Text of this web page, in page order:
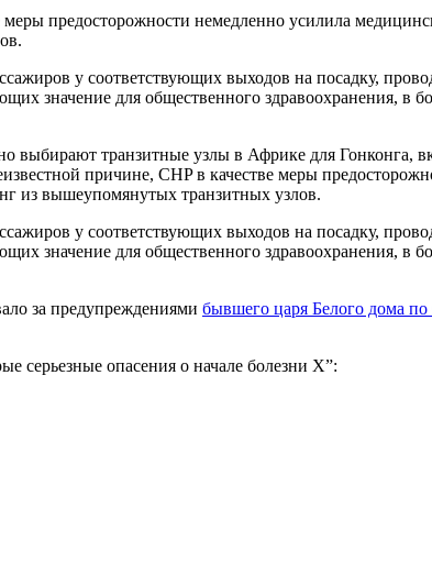
предосторожности немедленно усилила
у соответствующих выходов на посадку,
значение для общественного здравоохранения, в
выбирают транзитные узлы в Африке для Гонконга,
причине, CHP в качестве меры
из вышеупомянутых транзитных узлов.
у соответствующих выходов на посадку,
значение для общественного здравоохранения, в
за предупреждениями бывшего царя Белого дома
серьезные опасения о начале болезни Х”: